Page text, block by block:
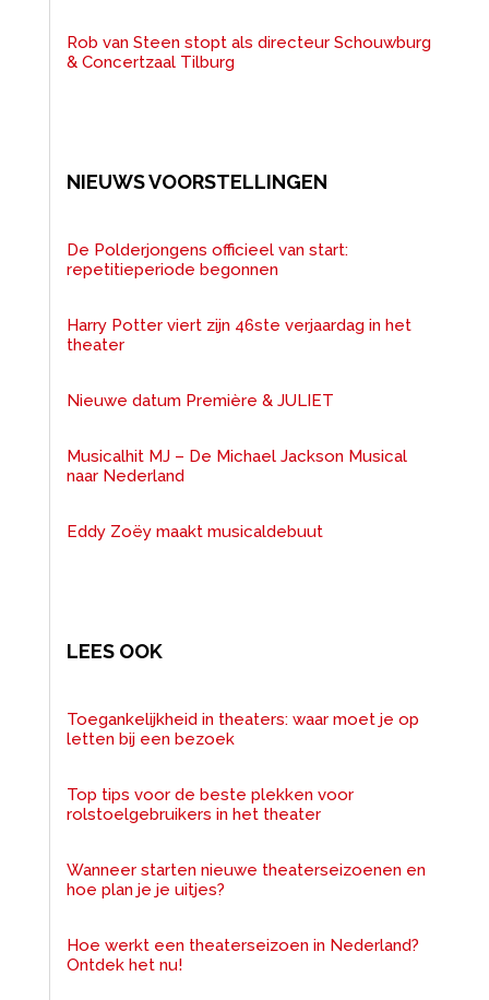
Rob van Steen stopt als directeur Schouwburg
& Concertzaal Tilburg
NIEUWS VOORSTELLINGEN
De Polderjongens officieel van start:
repetitieperiode begonnen
Harry Potter viert zijn 46ste verjaardag in het
theater
Nieuwe datum Première & JULIET
Musicalhit MJ – De Michael Jackson Musical
naar Nederland
Eddy Zoëy maakt musicaldebuut
LEES OOK
Toegankelijkheid in theaters: waar moet je op
letten bij een bezoek
Top tips voor de beste plekken voor
rolstoelgebruikers in het theater
Wanneer starten nieuwe theaterseizoenen en
hoe plan je je uitjes?
Hoe werkt een theaterseizoen in Nederland?
Ontdek het nu!